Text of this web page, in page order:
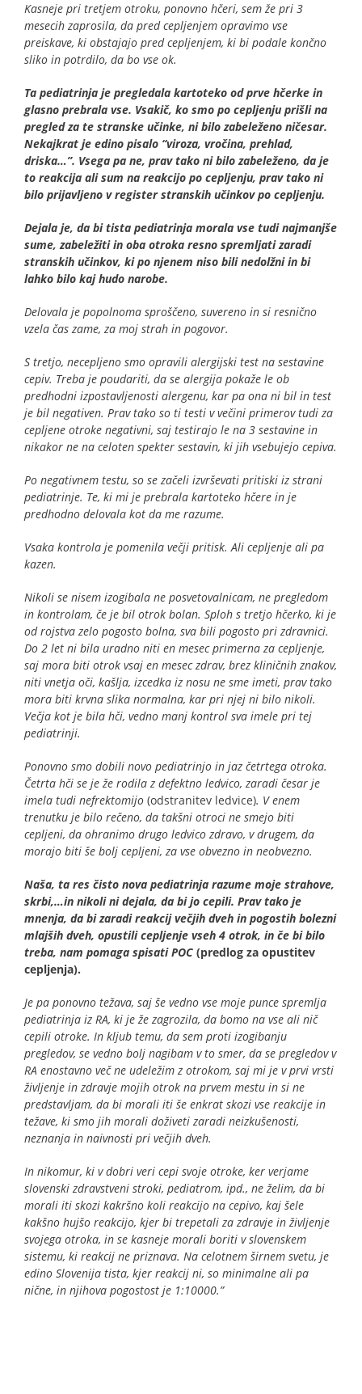
Kasneje pri tretjem otroku, ponovno hčeri, sem že pri 3
mesecih zaprosila, da pred cepljenjem opravimo vse
preiskave, ki obstajajo pred cepljenjem, ki bi podale končno
sliko in potrdilo, da bo vse ok.
Ta pediatrinja je pregledala kartoteko od prve hčerke in
glasno prebrala vse. Vsakič, ko smo po cepljenju prišli na
pregled za te stranske učinke, ni bilo zabeleženo ničesar.
Nekajkrat je edino pisalo “viroza, vročina, prehlad,
driska…”. Vsega pa ne, prav tako ni bilo zabeleženo, da je
to reakcija ali sum na reakcijo po cepljenju, prav tako ni
bilo prijavljeno v register stranskih učinkov po cepljenju.
Dejala je, da bi tista pediatrinja morala vse tudi najmanjše
sume, zabeležiti in oba otroka resno spremljati zaradi
stranskih učinkov, ki po njenem niso bili nedolžni in bi
lahko bilo kaj hudo narobe.
Delovala je popolnoma sproščeno, suvereno in si resnično
vzela čas zame, za moj strah in pogovor.
S tretjo, necepljeno smo opravili alergijski test na sestavine
cepiv. Treba je poudariti, da se alergija pokaže le ob
predhodni izpostavljenosti alergenu, kar pa ona ni bil in test
je bil negativen. Prav tako so ti testi v večini primerov tudi za
cepljene otroke negativni, saj testirajo le na 3 sestavine in
nikakor ne na celoten spekter sestavin, ki jih vsebujejo cepiva.
Po negativnem testu, so se začeli izvrševati pritiski iz strani
pediatrinje. Te, ki mi je prebrala kartoteko hčere in je
predhodno delovala kot da me razume.
Vsaka kontrola je pomenila večji pritisk. Ali cepljenje ali pa
kazen.
Nikoli se nisem izogibala ne posvetovalnicam, ne pregledom
in kontrolam, če je bil otrok bolan. Sploh s tretjo hčerko, ki je
od rojstva zelo pogosto bolna, sva bili pogosto pri zdravnici.
Do 2 let ni bila uradno niti en mesec primerna za cepljenje,
saj mora biti otrok vsaj en mesec zdrav, brez kliničnih znakov,
niti vnetja oči, kašlja, izcedka iz nosu ne sme imeti, prav tako
mora biti krvna slika normalna, kar pri njej ni bilo nikoli.
Večja kot je bila hči, vedno manj kontrol sva imele pri tej
pediatrinji.
Ponovno smo dobili novo pediatrinjo in jaz četrtega otroka.
Četrta hči se je že rodila z defektno ledvico, zaradi česar je
imela tudi nefrektomijo (odstranitev ledvice). V enem
trenutku je bilo rečeno, da takšni otroci ne smejo biti
cepljeni, da ohranimo drugo ledvico zdravo, v drugem, da
morajo biti še bolj cepljeni, za vse obvezno in neobvezno.
Naša, ta res čisto nova pediatrinja razume moje strahove,
skrbi,…in nikoli ni dejala, da bi jo cepili. Prav tako je
mnenja, da bi zaradi reakcij večjih dveh in pogostih bolezni
mlajših dveh, opustili cepljenje vseh 4 otrok, in če bi bilo
treba, nam pomaga spisati POC (predlog za opustitev
cepljenja).
Je pa ponovno težava, saj še vedno vse moje punce spremlja
pediatrinja iz RA, ki je že zagrozila, da bomo na vse ali nič
cepili otroke. In kljub temu, da sem proti izogibanju
pregledov, se vedno bolj nagibam v to smer, da se pregledov v
RA enostavno več ne udeležim z otrokom, saj mi je v prvi vrsti
življenje in zdravje mojih otrok na prvem mestu in si ne
predstavljam, da bi morali iti še enkrat skozi vse reakcije in
težave, ki smo jih morali doživeti zaradi neizkušenosti,
neznanja in naivnosti pri večjih dveh.
In nikomur, ki v dobri veri cepi svoje otroke, ker verjame
slovenski zdravstveni stroki, pediatrom, ipd., ne želim, da bi
morali iti skozi kakršno koli reakcijo na cepivo, kaj šele
kakšno hujšo reakcijo, kjer bi trepetali za zdravje in življenje
svojega otroka, in se kasneje morali boriti v slovenskem
sistemu, ki reakcij ne priznava. Na celotnem širnem svetu, je
edino Slovenija tista, kjer reakcij ni, so minimalne ali pa
nične, in njihova pogostost je 1:10000.”